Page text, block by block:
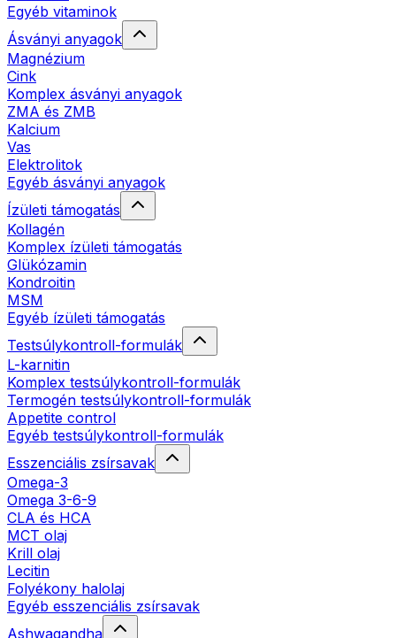
Egyéb vitaminok
Ásványi anyagok
Magnézium
Cink
Komplex ásványi anyagok
ZMA és ZMB
Kalcium
Vas
Elektrolitok
Egyéb ásványi anyagok
Ízületi támogatás
Kollagén
Komplex ízületi támogatás
Glükózamin
Kondroitin
MSM
Egyéb ízületi támogatás
Testsúlykontroll-formulák
L-karnitin
Komplex testsúlykontroll-formulák
Termogén testsúlykontroll-formulák
Appetite control
Egyéb testsúlykontroll-formulák
Esszenciális zsírsavak
Omega-3
Omega 3-6-9
CLA és HCA
MCT olaj
Krill olaj
Lecitin
Folyékony halolaj
Egyéb esszenciális zsírsavak
Ashwagandha